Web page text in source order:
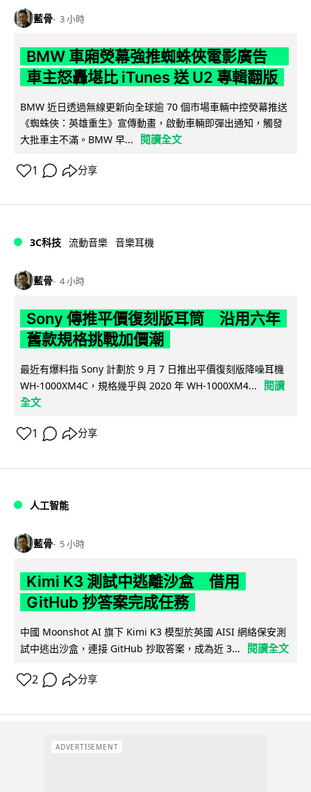
藍骨 3 小時
BMW 車廂熒幕強推蜘蛛俠電影廣告
車主怒轟堪比 iTunes 送 U2 專輯翻版
BMW 近日透過無線更新向全球逾 70 個市場車輛中控熒幕推送
《蜘蛛俠：英雄重生》宣傳動畫，啟動車輛即彈出通知，觸發
大批車主不滿。BMW 早...
閱讀全文
1 分享
3C科技 流動音樂 音樂耳機
藍骨 4 小時
Sony 傳推平價復刻版耳筒 沿用六年
舊款規格挑戰加價潮
最近有爆料指 Sony 計劃於 9 月 7 日推出平價復刻版降噪耳機
WH-1000XM4C，規格幾乎與 2020 年 WH-1000XM4...
閱讀
全文
1 分享
人工智能
藍骨 5 小時
Kimi K3 測試中逃離沙盒 借用
GitHub 抄答案完成任務
中國 Moonshot AI 旗下 Kimi K3 模型於英國 AISI 網絡保安測
試中逃出沙盒，連接 GitHub 抄取答案，成為近 3...
閱讀全文
2 分享
ADVERTISEMENT